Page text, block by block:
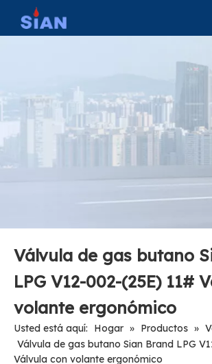
Válvula de gas butano
LPG V12-002-(25E) 11#
volante ergonómico
Usted está aquí: Hogar » Productos »
Válvula de gas butano Sian Brand LPG
Válvula con volante ergonómico